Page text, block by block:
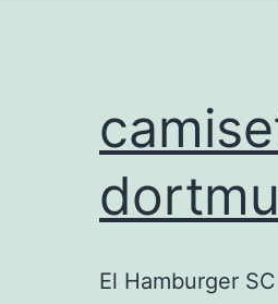
El Hamburger